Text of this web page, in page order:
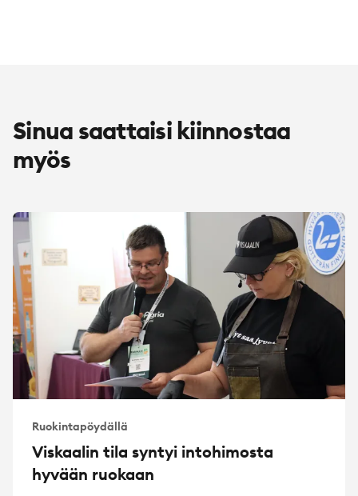
Sinua saattaisi kiinnostaa
myös
Ruokintapöydällä
Viskaalin tila syntyi intohimosta
hyvään ruokaan